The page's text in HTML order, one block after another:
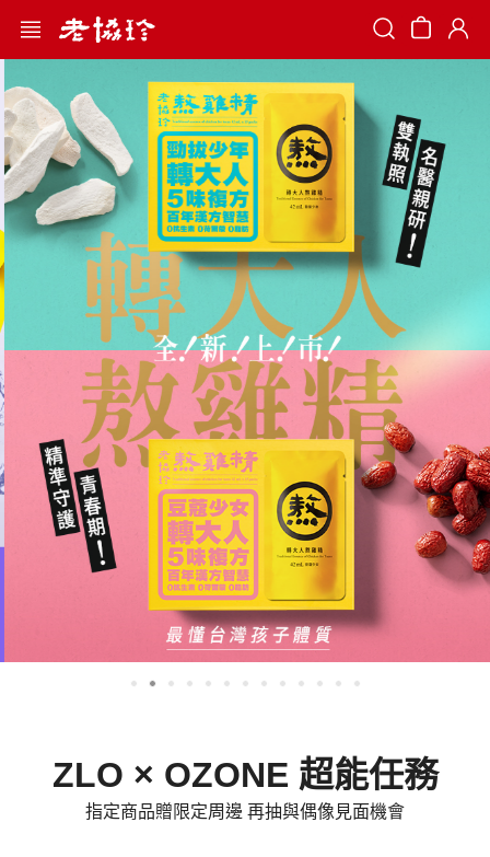
Search
ZLO × OZONE 超能任務
指定商品贈限定周邊 再抽與偶像見面機會